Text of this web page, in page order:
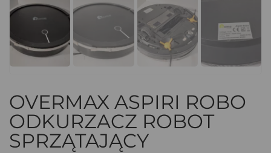
OVERMAX ASPIRI ROBO
ODKURZACZ ROBOT
SPRZĄTAJĄCY